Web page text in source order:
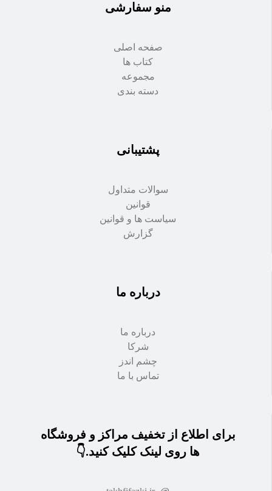
منو سفارشی
صفحه اصلی
کتاب ها
مجموعه
دسته بندی
پشتیبانی
سوالات متداول
قوانین
سیاست ها و قوانین
گزارش
درباره ما
درباره ما
شرکا
چشم اندز
تماس با ما
برای اطلاع از تخفیف مراکز و فروشگاه
ها روی لینک کلیک کنید.👇